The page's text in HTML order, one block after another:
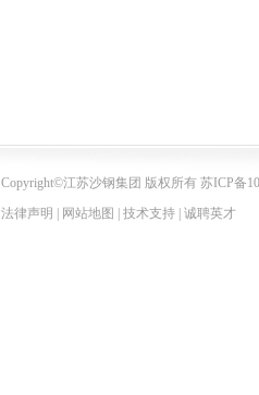
Copyright©江苏沙钢集团 版权所有 苏ICP备
法律声明
网站地图 技术支持 诚聘英才